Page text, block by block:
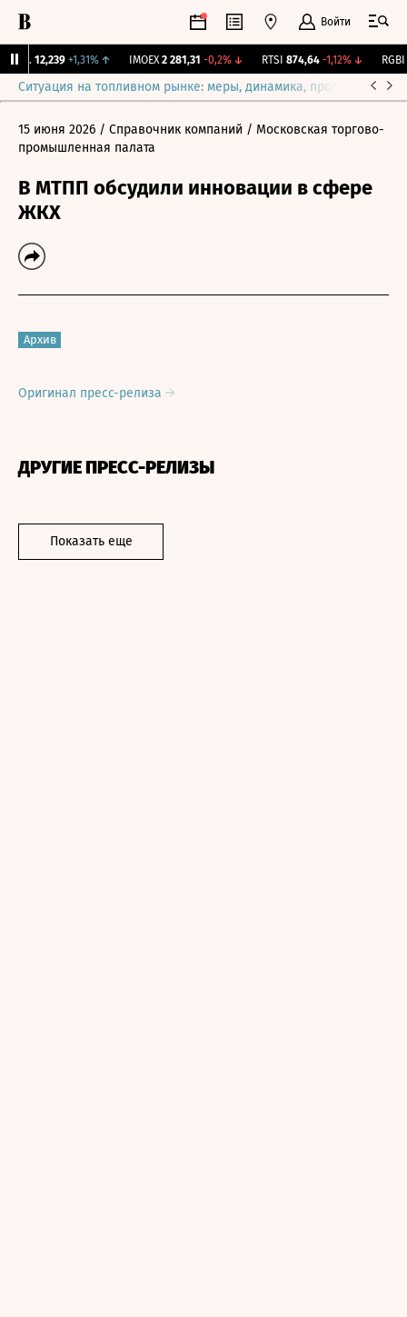
Войти
12,239 +1,31% ↑ IMOEX 2 281,31 -0,2%↓ RTSI 874,64 -1,12%↓ RGBI
Ситуация на топливном рынке: меры, динамика, прогнозы
15 июня 2026 / Справочник компаний / Московская торгово-
промышленная палата
В МТПП обсудили инновации в сфере
ЖКХ
Архив
Оригинал пресс-релиза
ДРУГИЕ ПРЕСС-РЕЛИЗЫ
Показать еще